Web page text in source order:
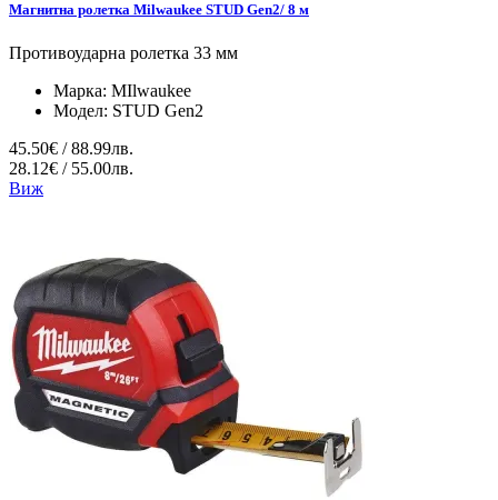
Магнитна ролетка Milwaukee STUD Gen2/ 8 м
Противоударна ролетка 33 мм
Марка: MIlwaukee
Модел: STUD Gen2
45.50€ / 88.99лв.
28.12€ / 55.00лв.
Виж